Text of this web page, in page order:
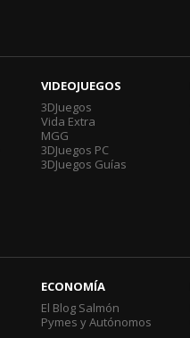
VIDEOJUEGOS
3DJuegos
Vida Extra
MGG
3DJuegos PC
3DJuegos Guías
ECONOMÍA
El Blog Salmón
Pymes y Autónomos